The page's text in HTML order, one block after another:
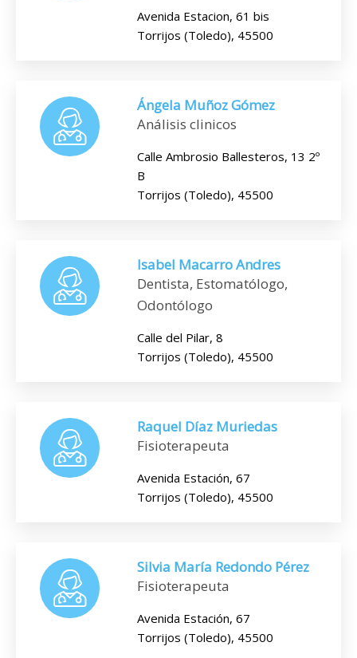
Avenida Estacion, 61 bis
Torrijos (Toledo), 45500
Ángela Muñoz Gómez
Análisis clinicos
Calle Ambrosio Ballesteros, 13 2º
B
Torrijos (Toledo), 45500
Isabel Macarro Andres
Dentista, Estomatólogo,
Odontólogo
Calle del Pilar, 8
Torrijos (Toledo), 45500
Raquel Díaz Muriedas
Fisioterapeuta
Avenida Estación, 67
Torrijos (Toledo), 45500
Silvia María Redondo Pérez
Fisioterapeuta
Avenida Estación, 67
Torrijos (Toledo), 45500